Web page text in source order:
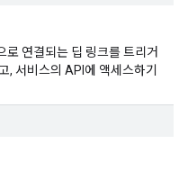
로 연결되는 딥 링크를 트리거
, 서비스의 API에 액세스하기